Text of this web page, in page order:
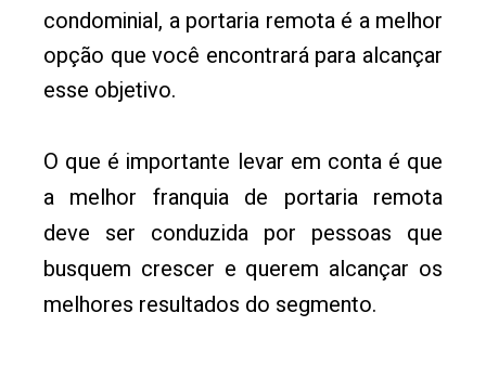
condominial, a portaria remota é a melhor
opção que você encontrará para alcançar
esse objetivo.
O que é importante levar em conta é que
a melhor franquia de portaria remota
deve ser conduzida por pessoas que
busquem crescer e querem alcançar os
melhores resultados do segmento.